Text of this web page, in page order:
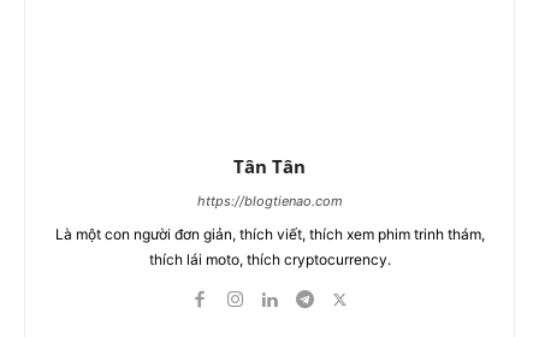
Tân Tân
https://blogtienao.com
Là một con người đơn giản, thích viết, thích xem phim trinh thám,
thích lái moto, thích cryptocurrency.